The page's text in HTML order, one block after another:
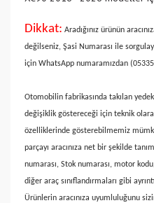
Dikkat: Aradığınız ürünün
değilseniz, Şasi Numarası ile
için WhatsApp numaramızdan
Otomobilin fabrikasında takılan
değişiklik göstereceği için teknik
özelliklerinde gösterebilmemiz
parçayı aracınıza net bir şekilde
numarası, Stok numarası, motor
diğer araç sınıflandırmaları gibi
Ürünlerin aracınıza uyumluluğunu